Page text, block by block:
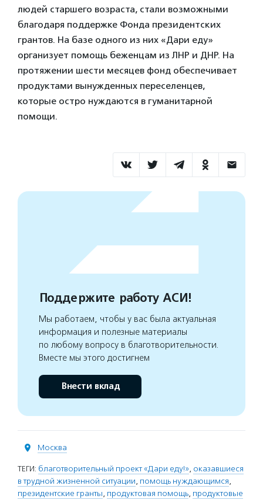
людей старшего возраста, стали возможными
благодаря поддержке Фонда президентских
грантов. На базе одного из них «Дари еду»
организует помощь беженцам из ЛНР и ДНР. На
протяжении шести месяцев фонд обеспечивает
продуктами вынужденных переселенцев,
которые остро нуждаются в гуманитарной
помощи.
Поддержите работу АСИ!
Мы работаем, чтобы у вас была актуальная
информация и полезные материалы
по любому вопросу в благотворительности.
Вместе мы этого достигнем
Внести вклад
Москва
ТЕГИ: благотворительный проект «Дари еду!», оказавшиеся
в трудной жизненной ситуации, помощь нуждающимся,
президентские гранты, продуктовая помощь, продуктовые